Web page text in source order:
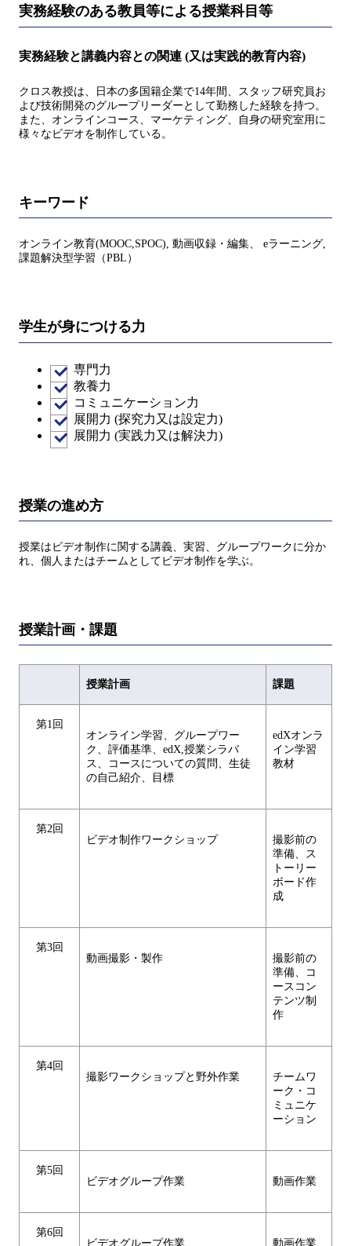
実務経験のある教員等による授業科目等
実務経験と講義内容との関連 (又は実践的教育内容)
クロス教授は、日本の多国籍企業で14年間、スタッフ研究員お
よび技術開発のグループリーダーとして勤務した経験を持つ。
また、オンラインコース、マーケティング、自身の研究室用に
様々なビデオを制作している。
キーワード
オンライン教育(MOOC,SPOC), 動画収録・編集、 eラーニング,
課題解決型学習（PBL）
学生が身につける力
専門力
教養力
コミュニケーション力
展開力 (探究力又は設定力)
展開力 (実践力又は解決力)
授業の進め方
授業はビデオ制作に関する講義、実習、グループワークに分か
れ、個人またはチームとしてビデオ制作を学ぶ。
授業計画・課題
授業計画 課題
第1回
オンライン学習、グループワー
ク、評価基準、edX,授業シラバ
ス、コースについての質問、生徒
の自己紹介、目標
edXオンラ
イン学習
教材
第2回
ビデオ制作ワークショップ
撮影前の
準備、ス
トーリー
ボード作
成
第3回
動画撮影・製作
撮影前の
準備、コ
ースコン
テンツ制
作
第4回
撮影ワークショップと野外作業
チームワ
ーク・コ
ミュニケ
ーション
第5回
ビデオグループ作業
動画作業
第6回
ビデオグループ作業
動画作業